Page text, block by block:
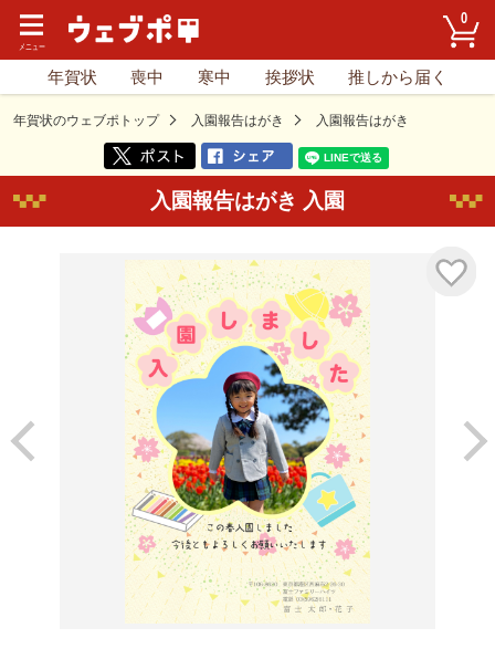
0
年賀状 喪中 寒中 挨拶状 推しから届く
年賀状のウェブポトップ 入園報告はがき 入園報告はがき
入園報告はがき 入園